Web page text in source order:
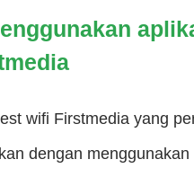
wifi Firstmedia yang
dengan menggunakan